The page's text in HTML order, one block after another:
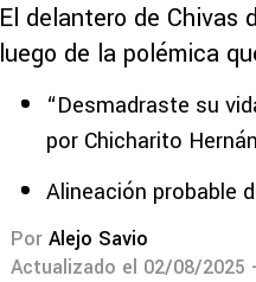
El delantero de Chivas
luego de la polémica
“Desmadraste su
por Chicharito
Alineación probable
Por Alejo Savio
Actualizado el 02/08/2025